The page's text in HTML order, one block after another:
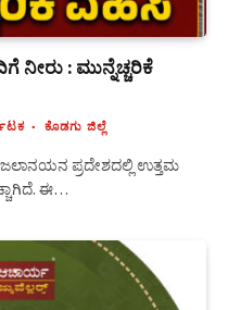
: ಮುನ್ನೆಚ್ಚರಿಕೆ
ಕೊಡಗು ಜಿಲ್ಲೆ
ಜಲಾನಯನ ಪ್ರದೇಶದಲ್ಲಿ ಉತ್ತಮ
ಈ…